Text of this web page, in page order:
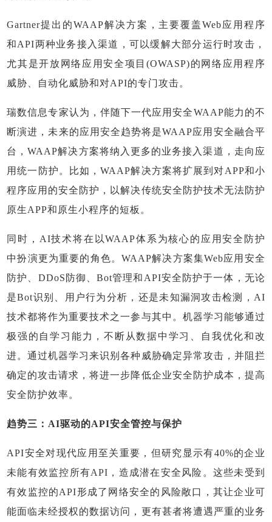
Gartner提出的WAAP解决方案，主要覆盖Web应用程序
和API两种业务接入渠道，可以缓解大部分运行时攻击，
尤其是开放网络应用安全项目(OWASP)的网络应用程序
威胁、自动化威胁和对API的专门攻击。
瑞数信息专家认为，伴随下一代应用安全WAAP能力的不
断演进，未来的应用安全趋势将是WAAP应用安全融合平
台，WAAP解决方案将纳入更多的业务接入渠道，走向应
用统一防护。比如，WAAP解决方案将扩展到对APP和小
程序应用的安全防护，以解决传统安全防护技术无法防护
原生APP和原生小程序的短板。
同时，AI技术将在以WAAP体系为核心的应用安全防护
中扮演更为重要的角色。WAAP解决方案集Web应用安全
防护、DDoS防御、Bot管理和API安全防护于一体，无论
是Bot识别、用户行为分析，还是未知漏洞攻击检测，AI
技术都将作为重要技术之一参与其中。机器学习能够通过
极强的自学习能力，不断从数据中学习、自我优化和改
进。通过机器学习来识别各种威胁确定异常攻击，并阻拦
确定的攻击请求，将进一步降低企业安全防护成本，提高
安全防护效率。
趋势三：AI驱动的API安全管控与保护
API安全对现代应用至关重要，但研究显示有40%的企业
未能有效监控所有API，造成潜在安全风险。这些未受到
有效监控的API形成了网络安全的风险敞口，其让企业可
能面临未经授权的数据访问，更有甚者将遭遇严重的业务